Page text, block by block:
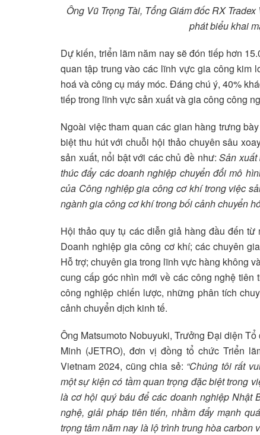
Ông Vũ Trọng Tài, Tổng Giám đốc RX
phát biểu khai
Dự kiến, triển lãm năm nay sẽ đón tiếp hơn
quan tập trung vào các lĩnh vực gia công kim
hoá và công cụ máy móc. Đáng chú ý, 40%
tiếp trong lĩnh vực sản xuất và gia công công
Ngoài việc tham quan các gian hàng trưng
biệt thu hút với chuỗi hội thảo chuyên sâu
sản xuất, nổi bật với các chủ đề như:Sản
thúc đẩy các doanh nghiệp chuyển đổi mô
của Công nghiệp gia công cơ khí trong việc
ngành gia công cơ khí trong bối cảnh chuyển
Hội thảo quy tụ các diễn giả hàng đầu đến
Doanh nghiệp gia công cơ khí; các chuyên
Hỗ trợ; chuyên gia trong lĩnh vực hàng không
cung cấp góc nhìn mới về các công nghệ
công nghiệp chiến lược, những phân tích
cảnh chuyển dịch kinh tế.
Ông Matsumoto Nobuyuki, Trưởng Đại diện
Minh (JETRO), đơn vị đồng tổ chức Triển
Vietnam 2024, cũng chia sẻ: “Chúng tôi rất
một sự kiện có tầm quan trọng đặc biệt trong
là cơ hội quý báu để các doanh nghiệp Nhật
nghệ, giải pháp tiên tiến, nhằm đẩy mạnh
trọng tâm năm nay là lộ trình trung hòa